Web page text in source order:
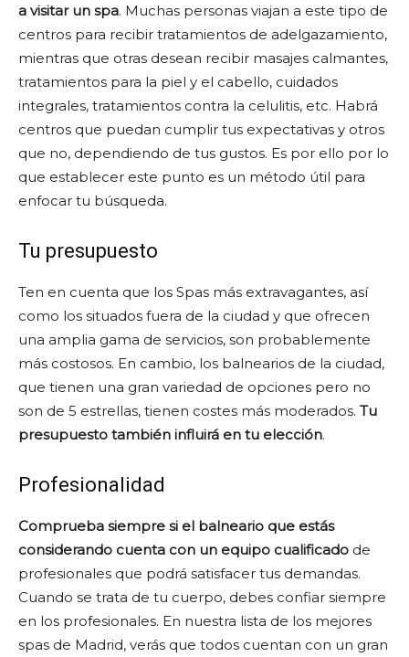
a visitar un spa. Muchas personas viajan a este tipo de
centros para recibir tratamientos de adelgazamiento,
mientras que otras desean recibir masajes calmantes,
tratamientos para la piel y el cabello, cuidados
integrales, tratamientos contra la celulitis, etc. Habrá
centros que puedan cumplir tus expectativas y otros
que no, dependiendo de tus gustos. Es por ello por lo
que establecer este punto es un método útil para
enfocar tu búsqueda.
Tu presupuesto
Ten en cuenta que los Spas más extravagantes, así
como los situados fuera de la ciudad y que ofrecen
una amplia gama de servicios, son probablemente
más costosos. En cambio, los balnearios de la ciudad,
que tienen una gran variedad de opciones pero no
son de 5 estrellas, tienen costes más moderados. Tu
presupuesto también influirá en tu elección.
Profesionalidad
Comprueba siempre si el balneario que estás
considerando cuenta con un equipo cualificado de
profesionales que podrá satisfacer tus demandas.
Cuando se trata de tu cuerpo, debes confiar siempre
en los profesionales. En nuestra lista de los mejores
spas de Madrid, verás que todos cuentan con un gran